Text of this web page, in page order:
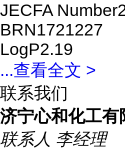
JECFA
BRN1721227
LogP2.19
...查看全文 >
联系我们
济宁心和化工有
联系人 李经理